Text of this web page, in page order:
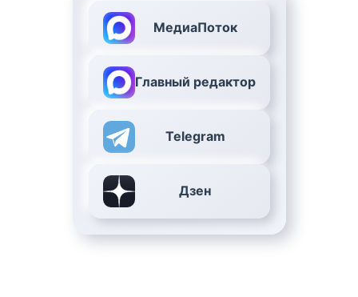
МедиаПоток
Главный редактор
Telegram
Дзен